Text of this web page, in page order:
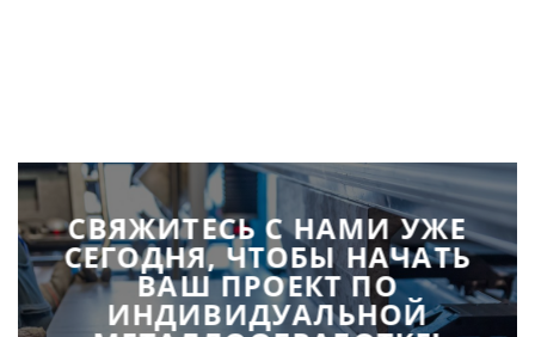
СВЯЖИТЕСЬ С НАМИ УЖЕ
СЕГОДНЯ, ЧТОБЫ НАЧАТЬ
ВАШ ПРОЕКТ ПО
ИНДИВИДУАЛЬНОЙ